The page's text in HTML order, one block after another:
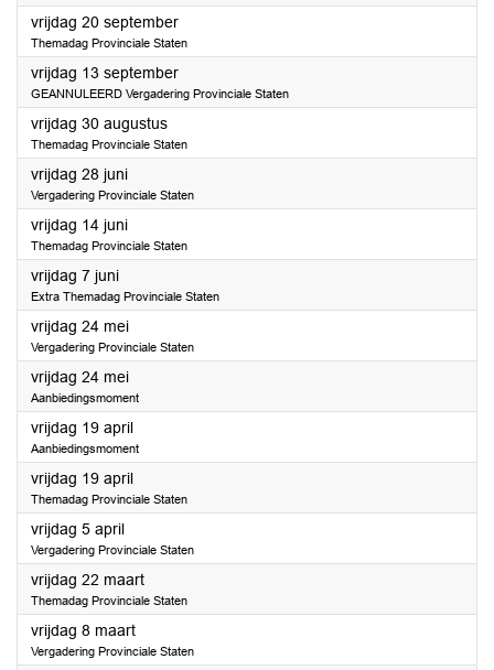
vrijdag 20 september2024
Themadag Provinciale Staten
vrijdag 13 september2024
GEANNULEERD Vergadering Provinciale Staten
vrijdag 30 augustus2024
Themadag Provinciale Staten
vrijdag 28 juni2024
Vergadering Provinciale Staten
vrijdag 14 juni2024
Themadag Provinciale Staten
vrijdag 7 juni2024
Extra Themadag Provinciale Staten
vrijdag 24 mei2024
Vergadering Provinciale Staten
vrijdag 24 mei2024
Aanbiedingsmoment
vrijdag 19 april2024
Aanbiedingsmoment
vrijdag 19 april2024
Themadag Provinciale Staten
vrijdag 5 april2024
Vergadering Provinciale Staten
vrijdag 22 maart2024
Themadag Provinciale Staten
vrijdag 8 maart2024
Vergadering Provinciale Staten